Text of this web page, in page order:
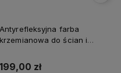
Antyrefleksyjna farba
krzemianowa do ścian i
199,00 zł